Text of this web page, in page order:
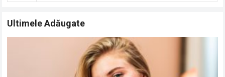
Ultimele Adăugate